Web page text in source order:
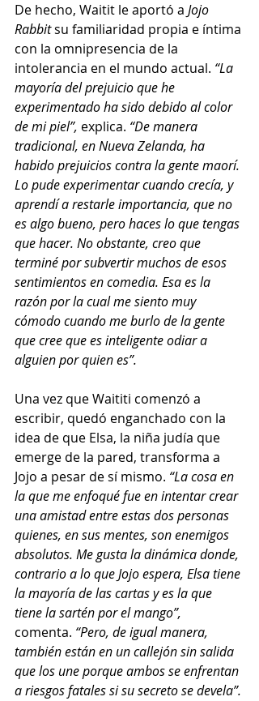
De hecho, Waitit le aportó a Jojo
Rabbit su familiaridad propia e íntima
con la omnipresencia de la
intolerancia en el mundo actual. “La
mayoría del prejuicio que he
experimentado ha sido debido al color
de mi piel”, explica. “De manera
tradicional, en Nueva Zelanda, ha
habido prejuicios contra la gente maorí.
Lo pude experimentar cuando crecía, y
aprendí a restarle importancia, que no
es algo bueno, pero haces lo que tengas
que hacer. No obstante, creo que
terminé por subvertir muchos de esos
sentimientos en comedia. Esa es la
razón por la cual me siento muy
cómodo cuando me burlo de la gente
que cree que es inteligente odiar a
alguien por quien es”.
Una vez que Waititi comenzó a
escribir, quedó enganchado con la
idea de que Elsa, la niña judía que
emerge de la pared, transforma a
Jojo a pesar de sí mismo. “La cosa en
la que me enfoqué fue en intentar crear
una amistad entre estas dos personas
quienes, en sus mentes, son enemigos
absolutos. Me gusta la dinámica donde,
contrario a lo que Jojo espera, Elsa tiene
la mayoría de las cartas y es la que
tiene la sartén por el mango”,
comenta. “Pero, de igual manera,
también están en un callejón sin salida
que los une porque ambos se enfrentan
a riesgos fatales si su secreto se devela”.